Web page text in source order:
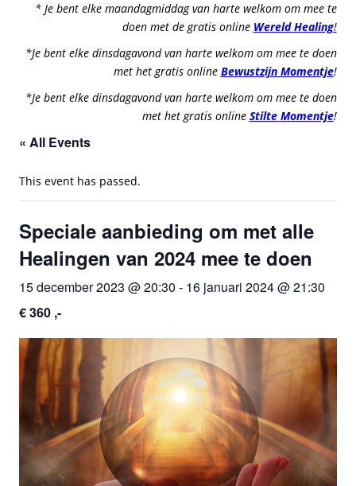
* Je bent elke maandagmiddag van harte welkom om mee te
doen met de gratis online Wereld Healing!
*Je bent elke dinsdagavond van harte welkom om mee te doen
met het gratis online Bewustzijn Momentje!
*Je bent elke dinsdagavond van harte welkom om mee te doen
met het gratis online Stilte Momentje!
« All Events
This event has passed.
Speciale aanbieding om met alle
Healingen van 2024 mee te doen
15 december 2023 @ 20:30 - 16 januari 2024 @ 21:30
€ 360 ,-